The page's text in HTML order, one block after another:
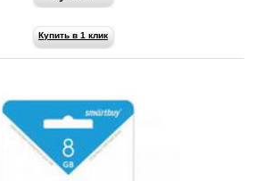
Купить в 1 клик